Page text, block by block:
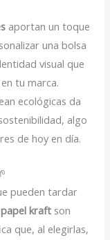
aportan un toque
una bolsa
visual que
tu marca.
ecológicas da
algo
de hoy en día.
pueden tardar
kraft son
que, al elegirlas,